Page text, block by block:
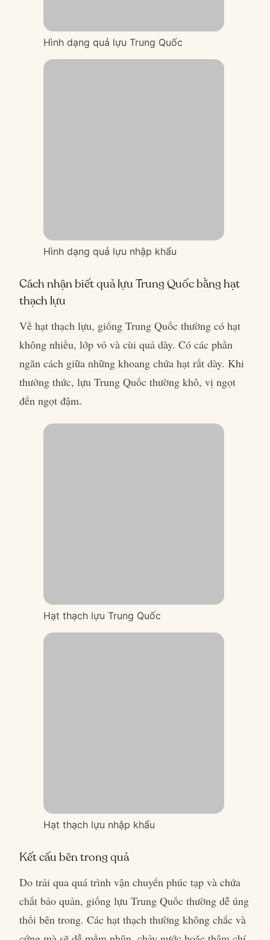
Hình dạng quả lựu Trung Quốc
Hình dạng quả lựu nhập khẩu
Cách nhận biết quả lựu Trung Quốc bằng hạt
thạch lựu
Về hạt thạch lựu, giống Trung Quốc thường có hạt
không nhiều, lớp vỏ và cùi quả dày. Có các phần
ngăn cách giữa những khoang chứa hạt rất dày. Khi
thưởng thức, lựu Trung Quốc thường khô, vị ngọt
đến ngọt đậm.
Hạt thạch lựu Trung Quốc
Hạt thạch lựu nhập khẩu
Kết cấu bên trong quả
Do trải qua quá trình vận chuyển phúc tạp và chứa
chất bảo quản, giống lựu Trung Quốc thường dễ úng
thối bên trong. Các hạt thạch thường không chắc và